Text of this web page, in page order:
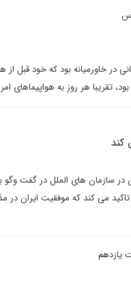
در خاورمیانه بود که خود
کند
سازمان های الملل در گفت وگو
می کند که موفقیت ایران در
یازدهم